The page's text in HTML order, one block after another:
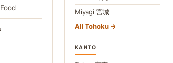
Miyagi 宮城
All Tohoku
KANTO